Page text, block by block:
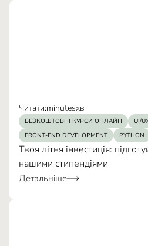
12 годин
GenAI
Читати:minutesхв
БЕЗКОШТОВНІ КУРСИ ОНЛАЙН
UI/
FRONT-END DEVELOPMENT
PYTHON
Твоя літня інвестиція:
нашими стипендіями
Детальніше